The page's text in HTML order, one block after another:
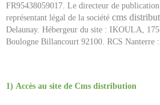
FR95438059017. Le directeur de
représentant légal de la société cms
Delaunay. Hébergeur du site : IKOULA,
Boulogne Billancourt 92100. RCS Nanterre :
1) Accès au site de Cms distribution